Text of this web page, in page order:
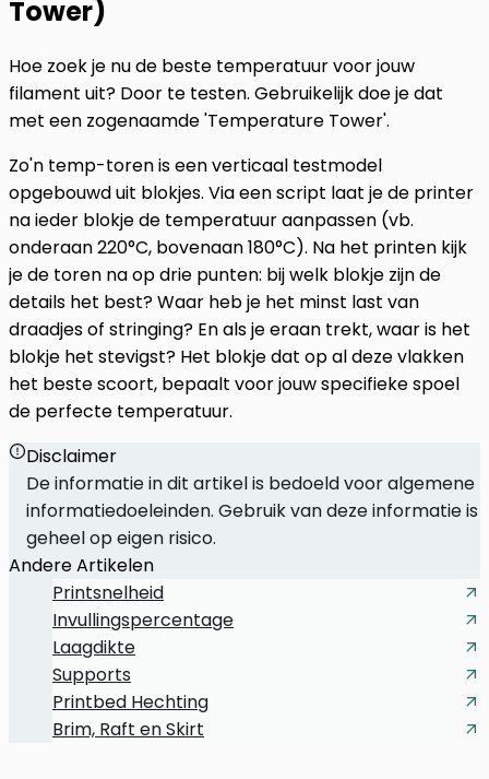
Tower)
Hoe zoek je nu de beste temperatuur voor jouw
filament uit? Door te testen. Gebruikelijk doe je dat
met een zogenaamde 'Temperature Tower'.
Zo'n temp-toren is een verticaal testmodel
opgebouwd uit blokjes. Via een script laat je de printer
na ieder blokje de temperatuur aanpassen (vb.
onderaan 220°C, bovenaan 180°C). Na het printen kijk
je de toren na op drie punten: bij welk blokje zijn de
details het best? Waar heb je het minst last van
draadjes of stringing? En als je eraan trekt, waar is het
blokje het stevigst? Het blokje dat op al deze vlakken
het beste scoort, bepaalt voor jouw specifieke spoel
de perfecte temperatuur.
Disclaimer
De informatie in dit artikel is bedoeld voor algemene
informatiedoeleinden. Gebruik van deze informatie is
geheel op eigen risico.
Andere Artikelen
Printsnelheid
Invullingspercentage
Laagdikte
Supports
Printbed Hechting
Brim, Raft en Skirt